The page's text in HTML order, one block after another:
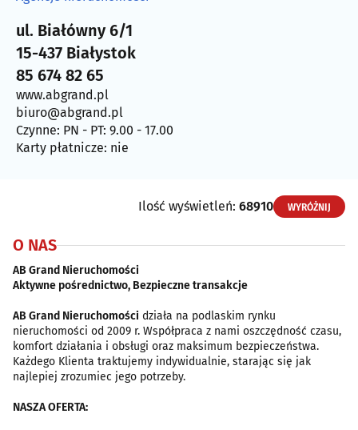
ul. Białówny 6/1
15-437 Białystok
85 674 82 65
www.abgrand.pl
biuro@abgrand.pl
Czynne: PN - PT: 9.00 - 17.00
Karty płatnicze: nie
Ilość wyświetleń: 68910 WYRÓŻNIJ
O NAS
AB Grand Nieruchomości
Aktywne pośrednictwo, Bezpieczne transakcje
AB Grand Nieruchomości działa na podlaskim rynku
nieruchomości od 2009 r. Współpraca z nami oszczędność czasu,
komfort działania i obsługi oraz maksimum bezpieczeństwa.
Każdego Klienta traktujemy indywidualnie, starając się jak
najlepiej zrozumiec jego potrzeby.
NASZA OFERTA: